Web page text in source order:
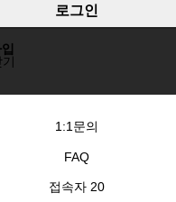
1:1문의
FAQ
접속자 20